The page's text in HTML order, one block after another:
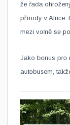
že řada
přírody v Africe.
mezi volně se
Jako bonus pro
autobusem,